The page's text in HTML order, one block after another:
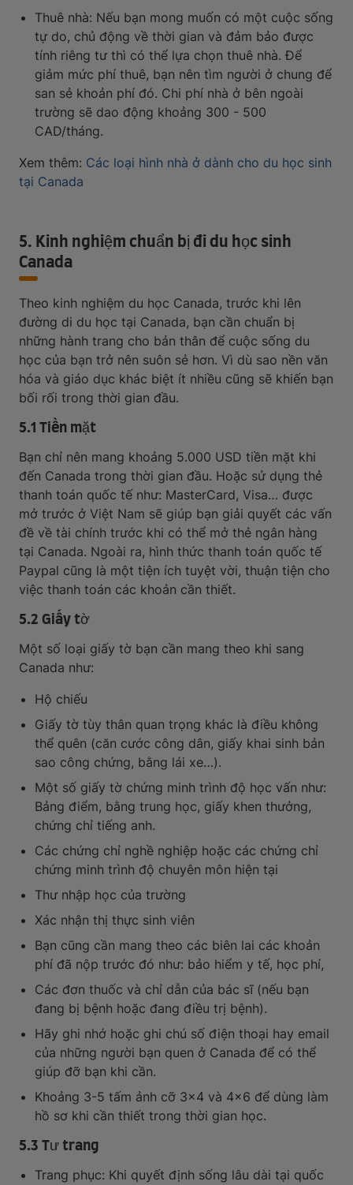
Thuê nhà: Nếu bạn mong muốn có một cuộc sống
tự do, chủ động về thời gian và đảm bảo được
tính riêng tư thì có thể lựa chọn thuê nhà. Để
giảm mức phí thuê, bạn nên tìm người ở chung để
san sẻ khoản phí đó. Chi phí nhà ở bên ngoài
trường sẽ dao động khoảng 300 - 500
CAD/tháng.
Xem thêm: Các loại hình nhà ở dành cho du học sinh
tại Canada
5. Kinh nghiệm chuẩn bị đi du học sinh
Canada
Theo kinh nghiệm du học Canada, trước khi lên
đường di du học tại Canada, bạn cần chuẩn bị
những hành trang cho bản thân để cuộc sống du
học của bạn trở nên suôn sẻ hơn. Vì dù sao nền văn
hóa và giáo dục khác biệt ít nhiều cũng sẽ khiến bạn
bối rối trong thời gian đầu.
5.1 Tiền mặt
Bạn chỉ nên mang khoảng 5.000 USD tiền mặt khi
đến Canada trong thời gian đầu. Hoặc sử dụng thẻ
thanh toán quốc tế như: MasterCard, Visa… được
mở trước ở Việt Nam sẽ giúp bạn giải quyết các vấn
đề về tài chính trước khi có thể mở thẻ ngân hàng
tại Canada. Ngoài ra, hình thức thanh toán quốc tế
Paypal cũng là một tiện ích tuyệt vời, thuận tiện cho
việc thanh toán các khoản cần thiết.
5.2 Giấy tờ
Một số loại giấy tờ bạn cần mang theo khi sang
Canada như:
Hộ chiếu
Giấy tờ tùy thân quan trọng khác là điều không
thể quên (căn cước công dân, giấy khai sinh bản
sao công chứng, bằng lái xe…).
Một số giấy tờ chứng minh trình độ học vấn như:
Bảng điểm, bằng trung học, giấy khen thưởng,
chứng chỉ tiếng anh.
Các chứng chỉ nghề nghiệp hoặc các chứng chỉ
chứng minh trình độ chuyên môn hiện tại
Thư nhập học của trường
Xác nhận thị thực sinh viên
Bạn cũng cần mang theo các biên lai các khoản
phí đã nộp trước đó như: bảo hiểm y tế, học phí,
Các đơn thuốc và chỉ dẫn của bác sĩ (nếu bạn
đang bị bệnh hoặc đang điều trị bệnh).
Hãy ghi nhớ hoặc ghi chú số điện thoại hay email
của những người bạn quen ở Canada để có thể
giúp đỡ bạn khi cần.
Khoảng 3-5 tấm ảnh cỡ 3×4 và 4×6 để dùng làm
hồ sơ khi cần thiết trong thời gian học.
5.3 Tư trang
Trang phục: Khi quyết định sống lâu dài tại quốc